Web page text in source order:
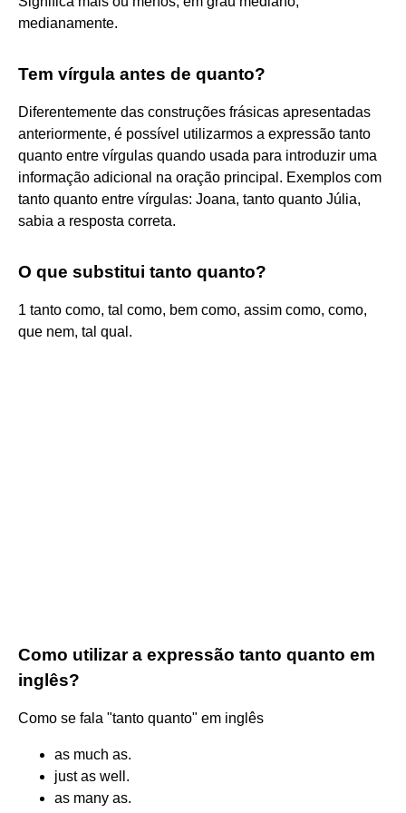
medianamente.
Tem vírgula antes de quanto?
Diferentemente das construções frásicas apresentadas
anteriormente, é possível utilizarmos a expressão tanto
quanto entre vírgulas quando usada para introduzir uma
informação adicional na oração principal. Exemplos com
tanto quanto entre vírgulas: Joana, tanto quanto Júlia,
sabia a resposta correta.
O que substitui tanto quanto?
1 tanto como, tal como, bem como, assim como, como,
que nem, tal qual.
Como utilizar a expressão tanto quanto em
inglês?
Como se fala "tanto quanto" em inglês
as much as.
just as well.
as many as.